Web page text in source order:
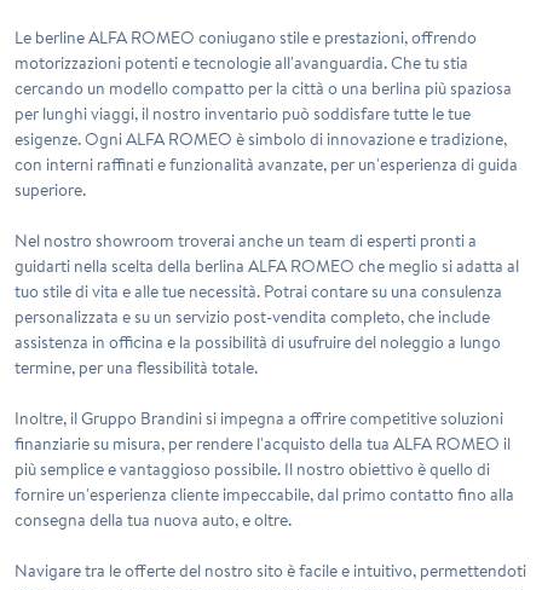
Le berline ALFA ROMEO coniugano stile e prestazioni, offrendo
motorizzazioni potenti e tecnologie all'avanguardia. Che tu stia
cercando un modello compatto per la città o una berlina più spaziosa
per lunghi viaggi, il nostro inventario può soddisfare tutte le tue
esigenze. Ogni ALFA ROMEO è simbolo di innovazione e tradizione,
con interni raffinati e funzionalità avanzate, per un'esperienza di guida
superiore.
Nel nostro showroom troverai anche un team di esperti pronti a
guidarti nella scelta della berlina ALFA ROMEO che meglio si adatta al
tuo stile di vita e alle tue necessità. Potrai contare su una consulenza
personalizzata e su un servizio post-vendita completo, che include
assistenza in officina e la possibilità di usufruire del noleggio a lungo
termine, per una flessibilità totale.
Inoltre, il Gruppo Brandini si impegna a offrire competitive soluzioni
finanziarie su misura, per rendere l'acquisto della tua ALFA ROMEO il
più semplice e vantaggioso possibile. Il nostro obiettivo è quello di
fornire un'esperienza cliente impeccabile, dal primo contatto fino alla
consegna della tua nuova auto, e oltre.
Navigare tra le offerte del nostro sito è facile e intuitivo, permettendoti